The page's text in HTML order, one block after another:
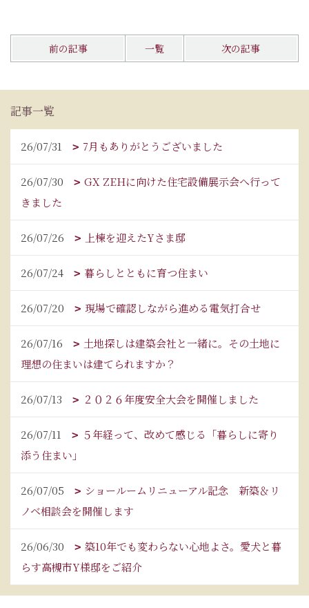
前の記事 一覧 次の記事
記事一覧
26/07/31 7月もありがとうございました
26/07/30
GX ZEHに向けた住宅設備展示会へ行って
きました
26/07/26 上棟を迎えたYさま邸
26/07/24 暮らしとともに育つ住まい
26/07/20 現場で確認しながら進める電気打合せ
26/07/16
土地探しは建築会社と一緒に。その土地に
理想の住まいは建てられますか？
26/07/13 ２０２６年度安全大会を開催しました
26/07/11
５年経って、改めて感じる「暮らしに寄り
添う住まい」
26/07/05
ショールームリニューアル記念 新築＆リ
ノベ相談会を開催します
26/06/30
築10年でも変わらない心地よさ。愛犬と暮
らす高槻市Y様邸をご紹介